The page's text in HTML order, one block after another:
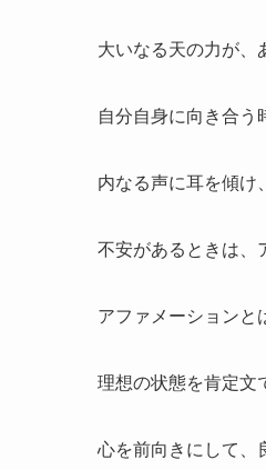
大いなる天の力が、
自分自身に向き合う
内なる声に耳を傾け
不安があるときは、
アファメーションと
理想の状態を肯定文
心を前向きにして、